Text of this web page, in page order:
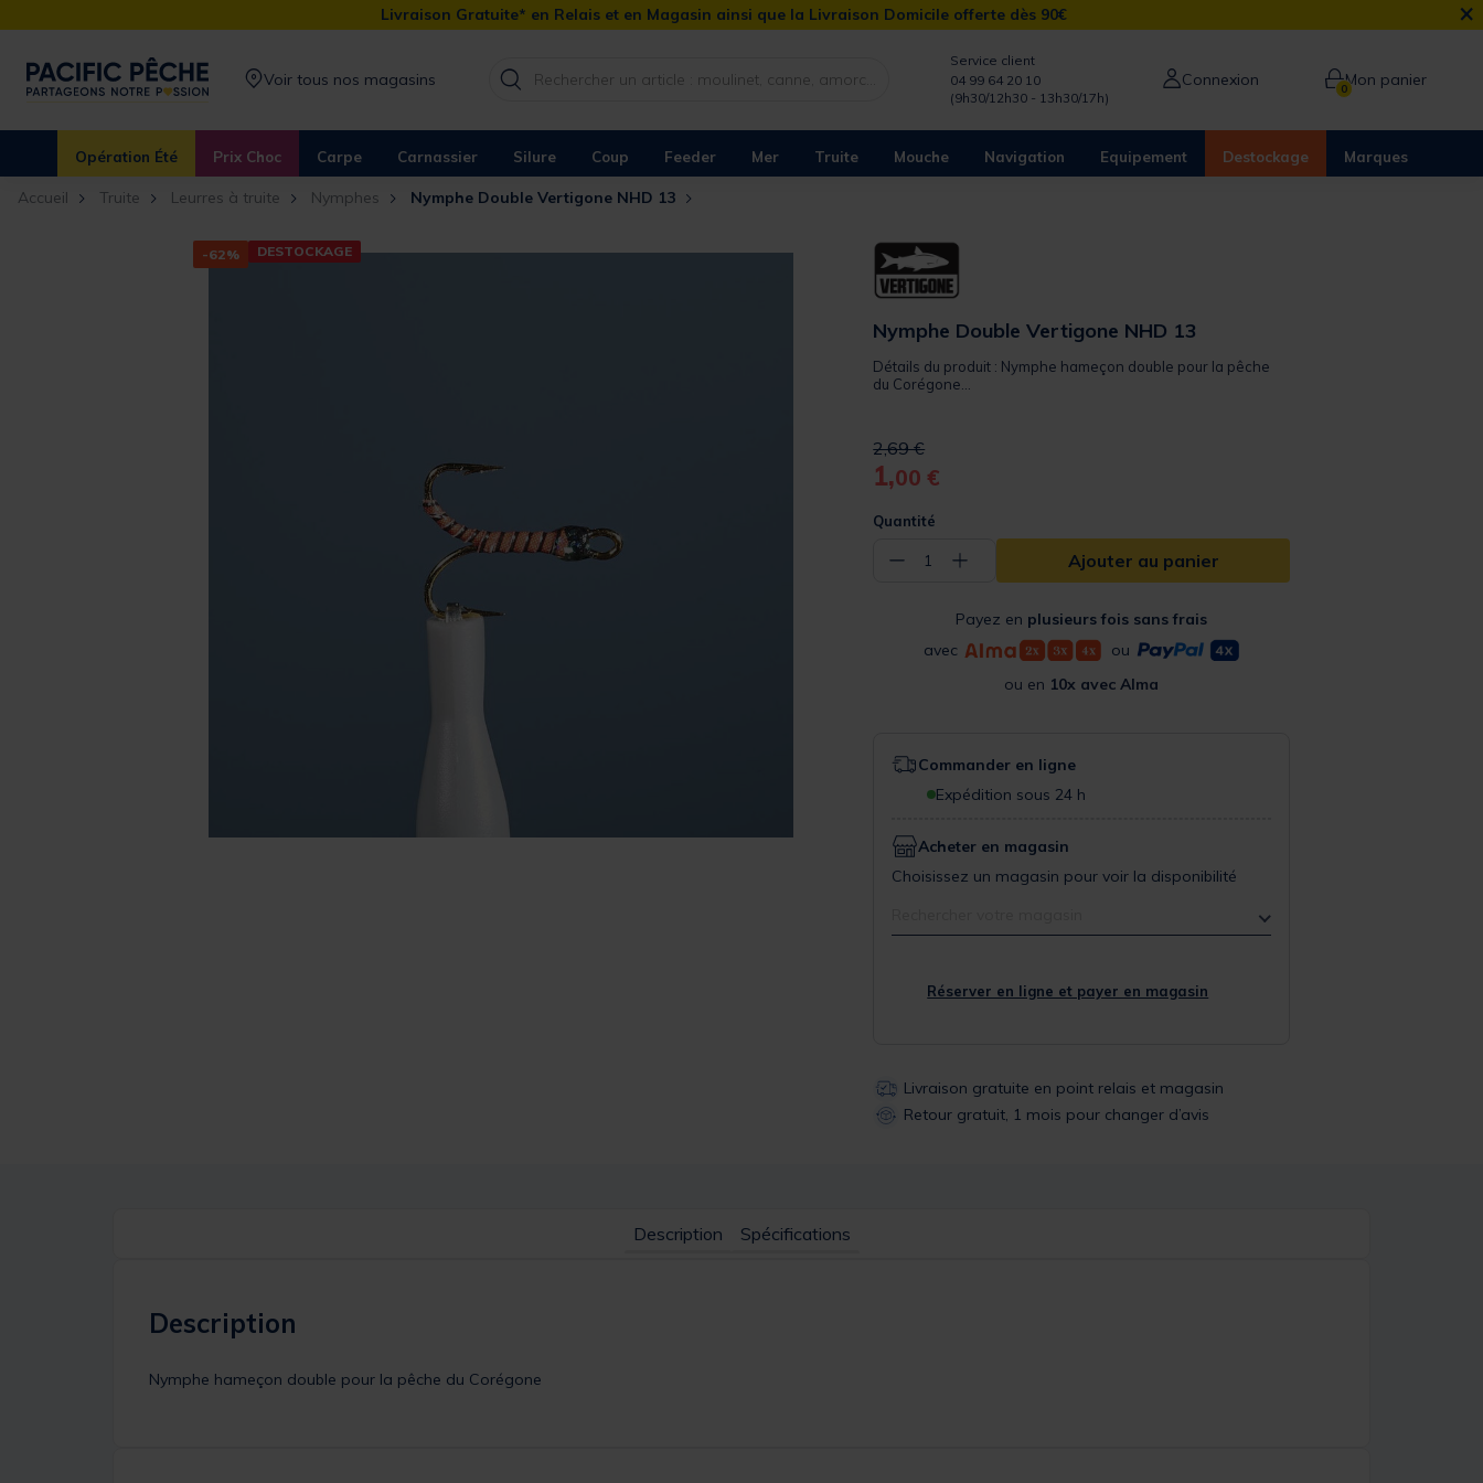
Livraison Gratuite* en Relais et en Magasin ainsi que la Livraison Domicile offerte dès 90€ ×
Voir tous nos magasins
Service client
04 99 64 20 10
(9h30/12h30 - 13h30/17h)
Connexion 0Mon panier
Opération Été Prix Choc Carpe Carnassier Silure Coup Feeder Mer Truite Mouche Navigation Equipement Destockage Marques
Accueil Truite Leurres à truite Nymphes Nymphe Double Vertigone NHD 13
-62% DESTOCKAGE
Nymphe Double Vertigone NHD 13
Détails du produit : Nymphe hameçon double pour la pêche
du Corégone...
Price reduced from
2,69 €to
1,00 €
Quantité
− 1 + Ajouter au panier
Payez en plusieurs fois sans frais
avec
ou
ou en 10x avec Alma
Commander en ligne
Expédition sous 24 h
Acheter en magasin
Choisissez un magasin pour voir la disponibilité
Réserver en ligne et payer en magasin
Livraison gratuite en point relais et magasin
Retour gratuit, 1 mois pour changer d’avis
Description Spécifications
Description
Nymphe hameçon double pour la pêche du Corégone